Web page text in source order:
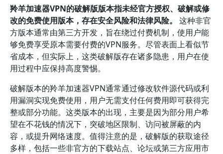
羚羊加速器VPN的破解版版本指未经官方授权、破解或修
改的免费使用版本，存在安全风险和法律风险。
这种非官
方版本通常由第三方开发，旨在绕过付费机制，使用户能
够免费享受原本需要付费的VPN服务。尽管表面上看似节
省成本，但实际上，这类破解版存在诸多隐患，用户在使
用过程中应保持高度警惕。
破解版本的羚羊加速器VPN通常通过修改软件源代码或利
用漏洞实现免费使用，用户无需支付任何费用即可获得完
整或部分功能。这类版本的出现，主要是因为部分用户希
望在不花钱的情况下，突破地区限制、访问被屏蔽的内
容，或提升网络速度。值得注意的是，破解版的获取途径
多样，包括一些非官方的下载站点、论坛或第三方应用市